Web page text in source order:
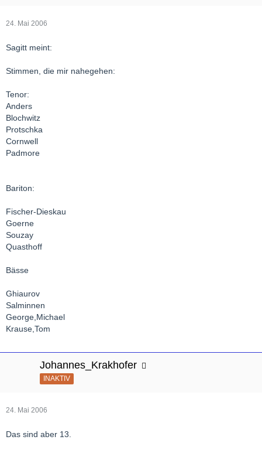
24. Mai 2006
Sagitt meint:
Stimmen, die mir nahegehen:
Tenor:
Anders
Blochwitz
Protschka
Cornwell
Padmore
Bariton:
Fischer-Dieskau
Goerne
Souzay
Quasthoff
Bässe
Ghiaurov
Salminnen
George,Michael
Krause,Tom
Johannes_Krakhofer
INAKTIV
24. Mai 2006
Das sind aber 13.